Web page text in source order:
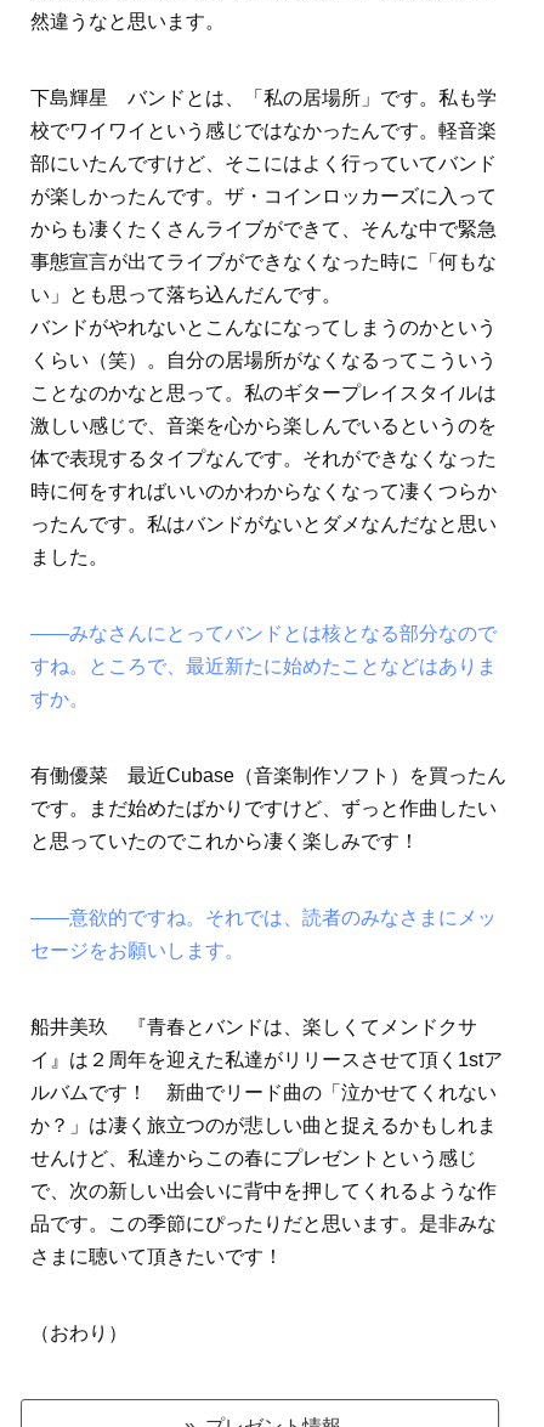
然違うなと思います。
下島輝星 バンドとは、「私の居場所」です。私も学
校でワイワイという感じではなかったんです。軽音楽
部にいたんですけど、そこにはよく行っていてバンド
が楽しかったんです。ザ・コインロッカーズに入って
からも凄くたくさんライブができて、そんな中で緊急
事態宣言が出てライブができなくなった時に「何もな
い」とも思って落ち込んだんです。
バンドがやれないとこんなになってしまうのかという
くらい（笑）。自分の居場所がなくなるってこういう
ことなのかなと思って。私のギタープレイスタイルは
激しい感じで、音楽を心から楽しんでいるというのを
体で表現するタイプなんです。それができなくなった
時に何をすればいいのかわからなくなって凄くつらか
ったんです。私はバンドがないとダメなんだなと思い
ました。
――みなさんにとってバンドとは核となる部分なので
すね。ところで、最近新たに始めたことなどはありま
すか。
有働優菜 最近Cubase（音楽制作ソフト）を買ったん
です。まだ始めたばかりですけど、ずっと作曲したい
と思っていたのでこれから凄く楽しみです！
――意欲的ですね。それでは、読者のみなさまにメッ
セージをお願いします。
船井美玖 『青春とバンドは、楽しくてメンドクサ
イ』は２周年を迎えた私達がリリースさせて頂く1stア
ルバムです！ 新曲でリード曲の「泣かせてくれない
か？」は凄く旅立つのが悲しい曲と捉えるかもしれま
せんけど、私達からこの春にプレゼントという感じ
で、次の新しい出会いに背中を押してくれるような作
品です。この季節にぴったりだと思います。是非みな
さまに聴いて頂きたいです！
（おわり）